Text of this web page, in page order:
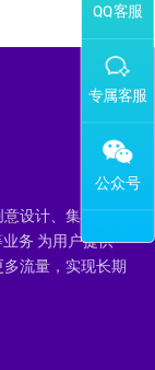
设计、集群建
务 为用户提供一
流量，实现长期